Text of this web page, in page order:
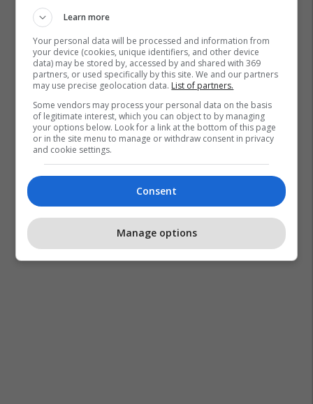
Learn more
Your personal data will be processed and information from
your device (cookies, unique identifiers, and other device
data) may be stored by, accessed by and shared with 369
partners, or used specifically by this site. We and our partners
may use precise geolocation data. List of partners.
Some vendors may process your personal data on the basis
of legitimate interest, which you can object to by managing
your options below. Look for a link at the bottom of this page
or in the site menu to manage or withdraw consent in privacy
and cookie settings.
Consent
Manage options